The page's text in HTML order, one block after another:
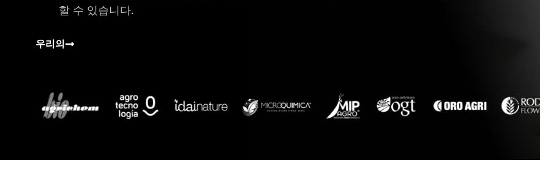
할 수 있습니다.
우리의